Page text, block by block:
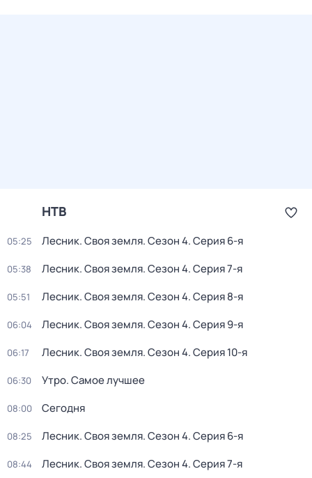
НТВ
05:25 Лесник. Своя земля. Сезон 4. Серия 6-я
05:38 Лесник. Своя земля. Сезон 4. Серия 7-я
05:51 Лесник. Своя земля. Сезон 4. Серия 8-я
06:04 Лесник. Своя земля. Сезон 4. Серия 9-я
06:17 Лесник. Своя земля. Сезон 4. Серия 10-я
06:30 Утро. Самое лучшее
08:00 Сегодня
08:25 Лесник. Своя земля. Сезон 4. Серия 6-я
08:44 Лесник. Своя земля. Сезон 4. Серия 7-я